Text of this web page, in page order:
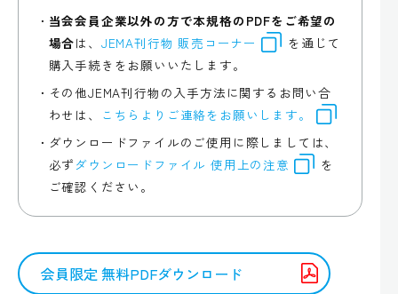
当会会員企業以外の方で本規格のPDFをご希望の
場合は、 JEMA刊行物 販売コーナー
を通じて
購入手続きをお願いいたします。
その他JEMA刊行物の入手方法に関するお問い合
わせは、
こちらよりご連絡をお願いします。
ダウンロードファイルのご使用に際しましては、
必ず ダウンロードファイル 使用上の注意
を
ご確認ください。
会員限定 無料PDFダウンロード